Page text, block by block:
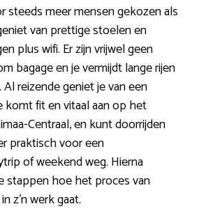
steeds meer mensen gekozen als
van prettige stoelen en
plus wifi. Er zijn vrijwel geen
bagage en je vermijdt lange rijen
reizende geniet je van een
komt fit en vitaal aan op het
Centraal, en kunt doorrijden
praktisch voor een
of weekend weg. Hierna
stappen hoe het proces van
z’n werk gaat.